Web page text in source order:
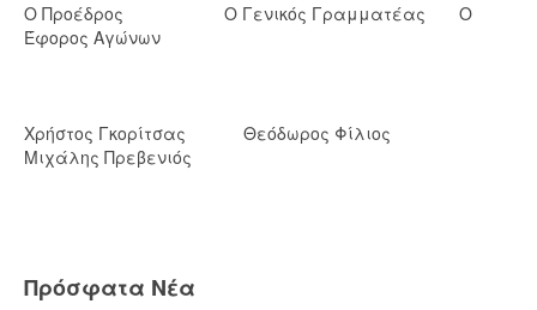
Ο Προέδρος Ο Γενικός Γραμματέας Ο
Έφορος Αγώνων
Χρήστος Γκορίτσας Θεόδωρος Φίλιος
Μιχάλης Πρεβενιός
Πρόσφατα Νέα